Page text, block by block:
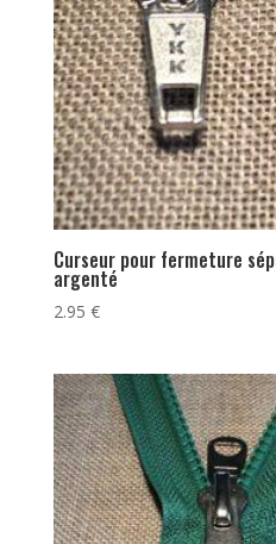
Curseur pour fermeture
argenté
2.95 €